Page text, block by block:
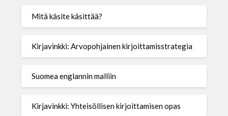
Mitä käsite käsittää?
Kirjavinkki: Arvopohjainen kirjoittamisstrategia
Suomea englannin malliin
Kirjavinkki: Yhteisöllisen kirjoittamisen opas